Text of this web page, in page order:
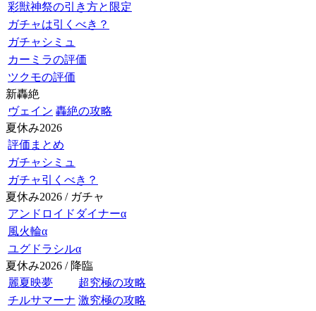
彩獣神祭の引き方と限定
ガチャは引くべき？
ガチャシミュ
カーミラの評価
ツクモの評価
新轟絶
ヴェイン 轟絶の攻略
夏休み2026
評価まとめ
ガチャシミュ
ガチャ引くべき？
夏休み2026 / ガチャ
アンドロイドダイナーα
風火輪α
ユグドラシルα
夏休み2026 / 降臨
麗夏映夢
超究極の攻略
チルサマーナ 激究極の攻略